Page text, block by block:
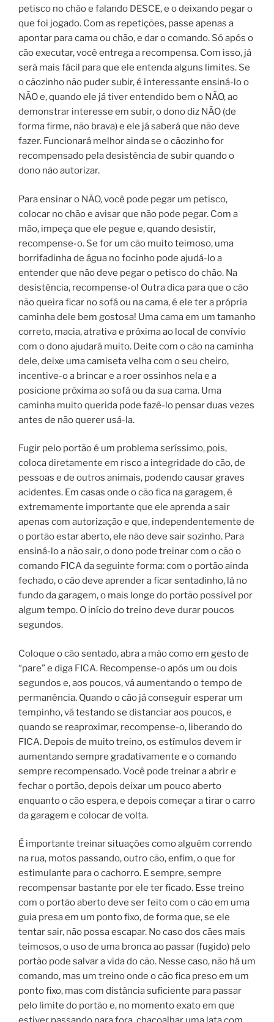
petisco no chão e falando DESCE, e o deixando pegar o
que foi jogado. Com as repetições, passe apenas a
apontar para cama ou chão, e dar o comando. Só após o
cão executar, você entrega a recompensa. Com isso, já
será mais fácil para que ele entenda alguns limites. Se
o cãozinho não puder subir, é interessante ensiná-lo o
NÃO e, quando ele já tiver entendido bem o NÃO, ao
demonstrar interesse em subir, o dono diz NÃO (de
forma firme, não brava) e ele já saberá que não deve
fazer. Funcionará melhor ainda se o cãozinho for
recompensado pela desistência de subir quando o
dono não autorizar.
Para ensinar o NÃO, você pode pegar um petisco,
colocar no chão e avisar que não pode pegar. Com a
mão, impeça que ele pegue e, quando desistir,
recompense-o. Se for um cão muito teimoso, uma
borrifadinha de água no focinho pode ajudá-lo a
entender que não deve pegar o petisco do chão. Na
desistência, recompense-o! Outra dica para que o cão
não queira ficar no sofá ou na cama, é ele ter a própria
caminha dele bem gostosa! Uma cama em um tamanho
correto, macia, atrativa e próxima ao local de convívio
com o dono ajudará muito. Deite com o cão na caminha
dele, deixe uma camiseta velha com o seu cheiro,
incentive-o a brincar e a roer ossinhos nela e a
posicione próxima ao sofá ou da sua cama. Uma
caminha muito querida pode fazê-lo pensar duas vezes
antes de não querer usá-la.
Fugir pelo portão é um problema seríssimo, pois,
coloca diretamente em risco a integridade do cão, de
pessoas e de outros animais, podendo causar graves
acidentes. Em casas onde o cão fica na garagem, é
extremamente importante que ele aprenda a sair
apenas com autorização e que, independentemente de
o portão estar aberto, ele não deve sair sozinho. Para
ensiná-lo a não sair, o dono pode treinar com o cão o
comando FICA da seguinte forma: com o portão ainda
fechado, o cão deve aprender a ficar sentadinho, lá no
fundo da garagem, o mais longe do portão possível por
algum tempo. O início do treino deve durar poucos
segundos.
Coloque o cão sentado, abra a mão como em gesto de
“pare” e diga FICA. Recompense-o após um ou dois
segundos e, aos poucos, vá aumentando o tempo de
permanência. Quando o cão já conseguir esperar um
tempinho, vá testando se distanciar aos poucos, e
quando se reaproximar, recompense-o, liberando do
FICA. Depois de muito treino, os estímulos devem ir
aumentando sempre gradativamente e o comando
sempre recompensado. Você pode treinar a abrir e
fechar o portão, depois deixar um pouco aberto
enquanto o cão espera, e depois começar a tirar o carro
da garagem e colocar de volta.
É importante treinar situações como alguém correndo
na rua, motos passando, outro cão, enfim, o que for
estimulante para o cachorro. E sempre, sempre
recompensar bastante por ele ter ficado. Esse treino
com o portão aberto deve ser feito com o cão em uma
guia presa em um ponto fixo, de forma que, se ele
tentar sair, não possa escapar. No caso dos cães mais
teimosos, o uso de uma bronca ao passar (fugido) pelo
portão pode salvar a vida do cão. Nesse caso, não há um
comando, mas um treino onde o cão fica preso em um
ponto fixo, mas com distância suficiente para passar
pelo limite do portão e, no momento exato em que